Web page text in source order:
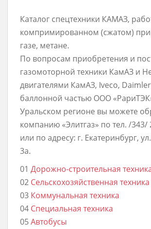
Каталог спецтехники КАМАЗ,
компримированном (сжатом)
газе, метане.
По вопросам приобретения и
газомоторной техники КамАЗ и
двигателями КамАЗ, Iveco,
баллонной частью ООО
Уральском регионе вы можете
компанию «Элитгаз» по тел. /343/
или по адресу: г. Екатеринбург,
3а.
01 Дорожно-строительная
02 Сельскохозяйственная техника
03 Коммунальная техника
04 Специальная техника
05Автобусы